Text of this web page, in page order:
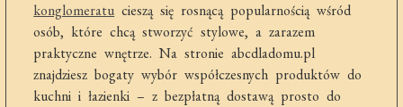
konglomeratu cieszą się rosnącą popularnością wśród
osób, które chcą stworzyć stylowe, a zarazem
praktyczne wnętrze. Na stronie abcdladomu.pl
znajdziesz bogaty wybór współczesnych produktów do
kuchni i łazienki – z bezpłatną dostawą prosto do